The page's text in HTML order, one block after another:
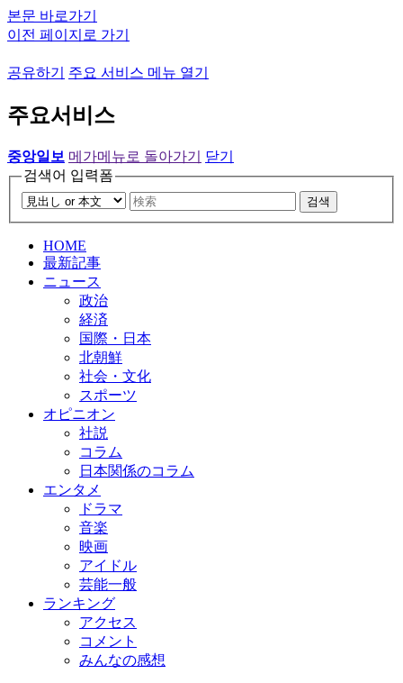
본문 바로가기
이전 페이지로 가기
공유하기 주요 서비스 메뉴 열기
주요서비스
중앙일보 메가메뉴로 돌아가기
닫기
검색어 입력폼
검색
HOME
最新記事
ニュース
政治
経済
国際・日本
北朝鮮
社会・文化
スポーツ
オピニオン
社説
コラム
日本関係のコラム
エンタメ
ドラマ
音楽
映画
アイドル
芸能一般
ランキング
アクセス
コメント
みんなの感想